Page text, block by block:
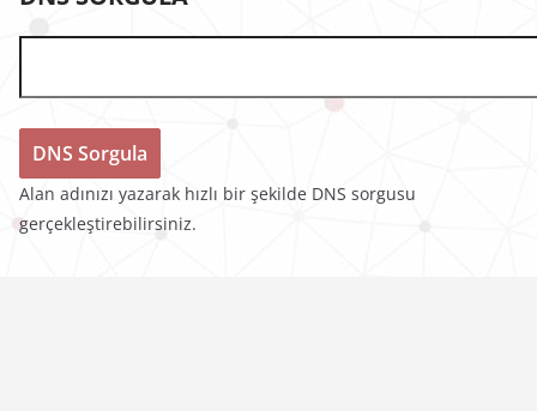
Alan adınızı yazarak hızlı bir şekilde DNS sorgusu
gerçekleştirebilirsiniz.